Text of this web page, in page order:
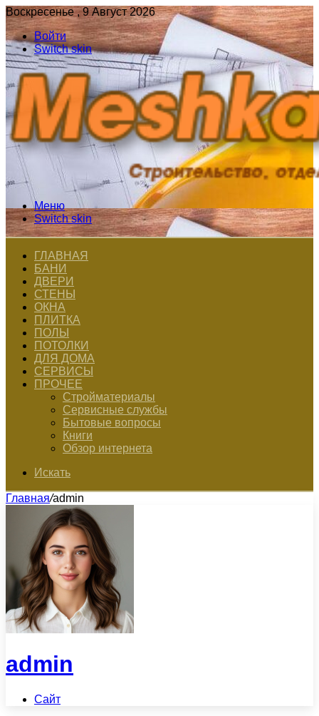
Воскресенье , 9 Август 2026
Войти
Switch skin
Меню
Switch skin
ГЛАВНАЯ
БАНИ
ДВЕРИ
СТЕНЫ
ОКНА
ПЛИТКА
ПОЛЫ
ПОТОЛКИ
ДЛЯ ДОМА
СЕРВИСЫ
ПРОЧЕЕ
Стройматериалы
Сервисные службы
Бытовые вопросы
Книги
Обзор интернета
Искать
Главная/admin
admin
Сайт